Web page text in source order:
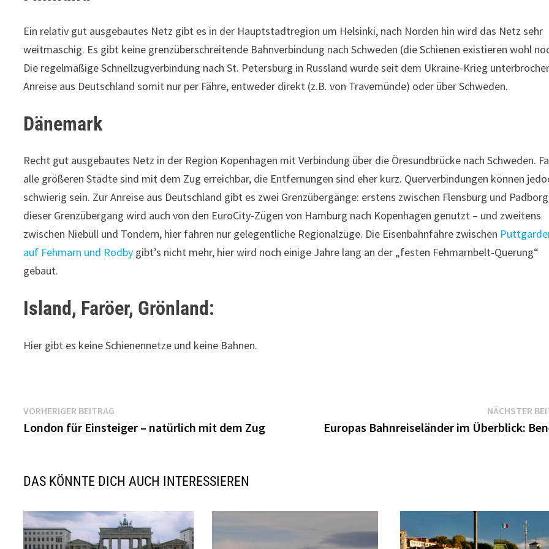
Ein relativ gut ausgebautes Netz gibt es in der Hauptstadtregion um Helsinki, nach Norden hin wird das Netz sehr
weitmaschig. Es gibt keine grenzüberschreitende Bahnverbindung nach Schweden (die Schienen existieren wohl
Die regelmäßige Schnellzugverbindung nach St. Petersburg in Russland wurde seit dem Ukraine-Krieg
Anreise aus Deutschland somit nur per Fähre, entweder direkt (z.B. von Travemünde) oder über Schweden.
Dänemark
Recht gut ausgebautes Netz in der Region Kopenhagen mit Verbindung über die Öresundbrücke nach Schweden.
alle größeren Städte sind mit dem Zug erreichbar, die Entfernungen sind eher kurz. Querverbindungen können
schwierig sein. Zur Anreise aus Deutschland gibt es zwei Grenzübergänge: erstens zwischen Flensburg und
dieser Grenzübergang wird auch von den EuroCity-Zügen von Hamburg nach Kopenhagen genutzt – und zweitens
zwischen Niebüll und Tondern, hier fahren nur gelegentliche Regionalzüge. Die Eisenbahnfähre zwischen
auf Fehmarn und Rodby gibt’s nicht mehr, hier wird noch einige Jahre lang an der „festen Fehmarnbelt-Querung“
gebaut.
Island, Faröer, Grönland:
Hier gibt es keine Schienennetze und keine Bahnen.
Beitragsnavigation
VORHERIGER BEITRAG
Beitrag:
London für Einsteiger – natürlich mit dem Zug
NÄCHSTER
Europas Bahnreiseländer im Überblick:
DAS KÖNNTE DICH AUCH INTERESSIEREN